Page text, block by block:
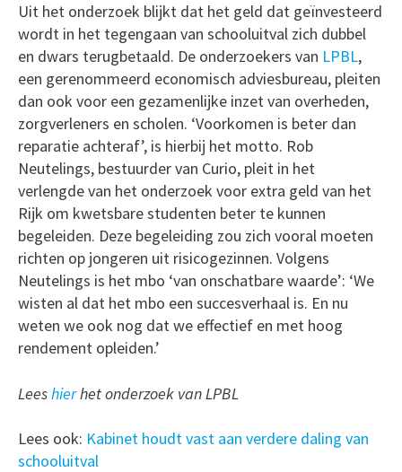
Uit het onderzoek blijkt dat het geld dat geïnvesteerd
wordt in het tegengaan van schooluitval zich dubbel
en dwars terugbetaald. De onderzoekers van LPBL,
een gerenommeerd economisch adviesbureau, pleiten
dan ook voor een gezamenlijke inzet van overheden,
zorgverleners en scholen. ‘Voorkomen is beter dan
reparatie achteraf’, is hierbij het motto. Rob
Neutelings, bestuurder van Curio, pleit in het
verlengde van het onderzoek voor extra geld van het
Rijk om kwetsbare studenten beter te kunnen
begeleiden. Deze begeleiding zou zich vooral moeten
richten op jongeren uit risicogezinnen. Volgens
Neutelings is het mbo ‘van onschatbare waarde’: ‘We
wisten al dat het mbo een succesverhaal is. En nu
weten we ook nog dat we effectief en met hoog
rendement opleiden.’
Leeshierhet onderzoek van LPBL
Lees ook: Kabinet houdt vast aan verdere daling van
schooluitval